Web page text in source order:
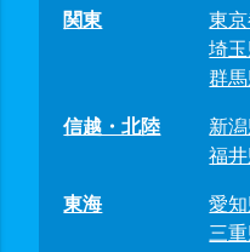
関東
東
埼
群
信越・北陸
新
福
東海
愛
三